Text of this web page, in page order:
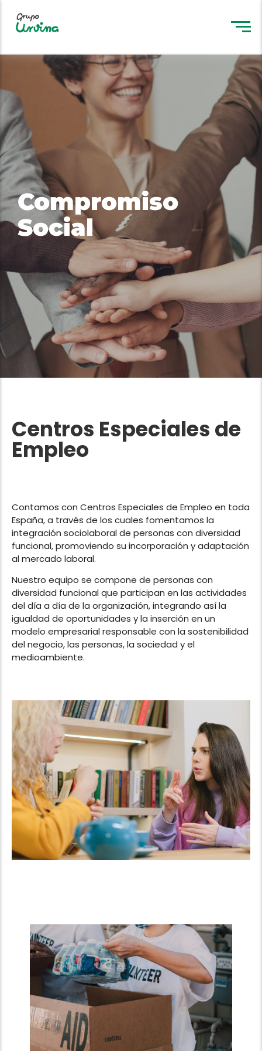
Compromiso
Social
Centros Especiales de
Empleo
Contamos con Centros Especiales de Empleo en toda
España, a través de los cuales fomentamos la
integración sociolaboral de personas con diversidad
funcional, promoviendo su incorporación y adaptación
al mercado laboral.
Nuestro equipo se compone de personas con
diversidad funcional que participan en las actividades
del día a día de la organización, integrando así la
igualdad de oportunidades y la inserción en un
modelo empresarial responsable con la sostenibilidad
del negocio, las personas, la sociedad y el
medioambiente.